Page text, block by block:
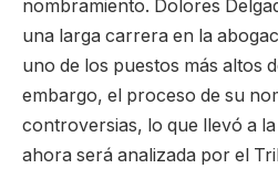
nombramiento. Dolores
una larga carrera en la
uno de los puestos más altos
embargo, el proceso de su
controversias, lo que llevó a
ahora será analizada por el